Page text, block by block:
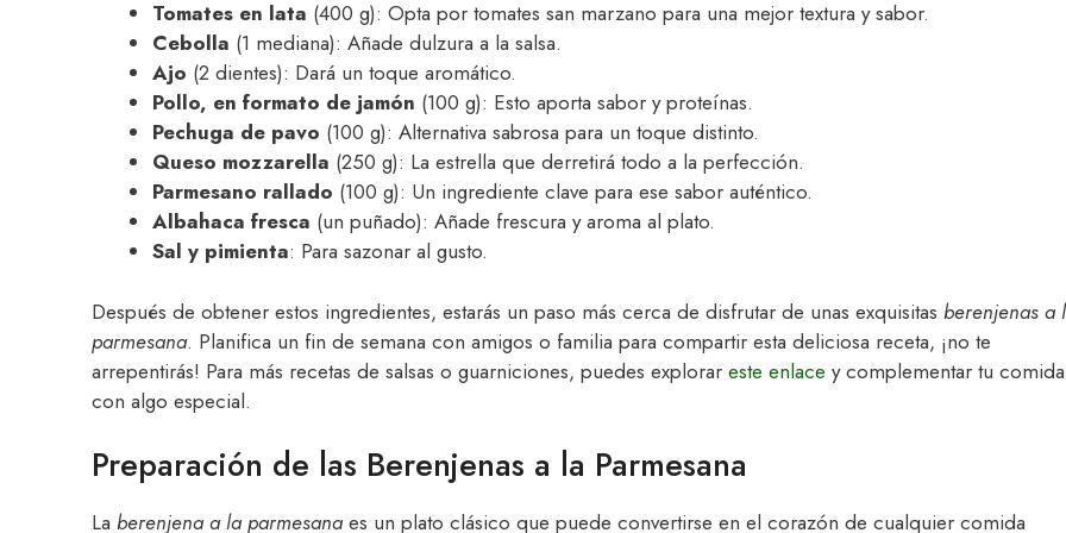
Tomates en lata (400 g): Opta por tomates san marzano para una mejor textura y sabor.
Cebolla (1 mediana): Añade dulzura a la salsa.
Ajo (2 dientes): Dará un toque aromático.
Pollo, en formato de jamón (100 g): Esto aporta sabor y proteínas.
Pechuga de pavo (100 g): Alternativa sabrosa para un toque distinto.
Queso mozzarella (250 g): La estrella que derretirá todo a la perfección.
Parmesano rallado (100 g): Un ingrediente clave para ese sabor auténtico.
Albahaca fresca (un puñado): Añade frescura y aroma al plato.
Sal y pimienta: Para sazonar al gusto.
Después de obtener estos ingredientes, estarás un paso más cerca de disfrutar de unas exquisitas berenjenas a
parmesana. Planifica un fin de semana con amigos o familia para compartir esta deliciosa receta, ¡no te
arrepentirás! Para más recetas de salsas o guarniciones, puedes explorar este enlace y complementar tu comida
con algo especial.
Preparación de las Berenjenas a la Parmesana
La berenjena a la parmesana es un plato clásico que puede convertirse en el corazón de cualquier comida